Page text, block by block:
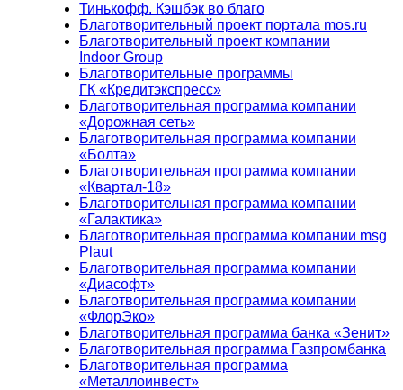
Тинькофф. Кэшбэк во благо
Благотворительный проект портала mos.ru
Благотворительный проект компании
Indoor Group
Благотворительные программы
ГК «Кредитэкспресс»
Благотворительная программа компании
«Дорожная сеть»
Благотворительная программа компании
«Болта»
Благотворительная программа компании
«Квартал-18»
Благотворительная программа компании
«Галактика»
Благотворительная программа компании msg
Plaut
Благотворительная программа компании
«Диасофт»
Благотворительная программа компании
«ФлорЭко»
Благотворительная программа банка «Зенит»
Благотворительная программа Газпромбанка
Благотворительная программа
«Металлоинвест»